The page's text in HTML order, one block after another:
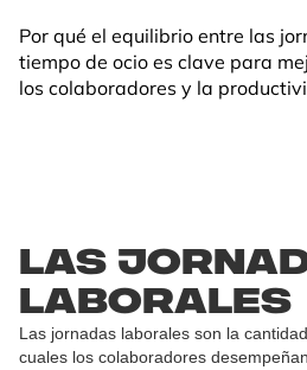
Por qué el equilibrio entre las
tiempo de ocio es clave para
los colaboradores y la
Las
laborales
Las jornadas laborales son la
cuales los colaboradores